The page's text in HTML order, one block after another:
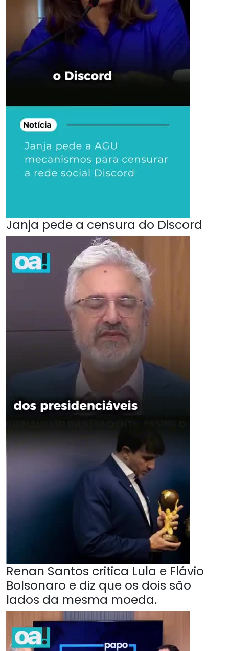
Janja pede a censura do Discord
Renan Santos critica Lula e Flávio
Bolsonaro e diz que os dois são
lados da mesma moeda.